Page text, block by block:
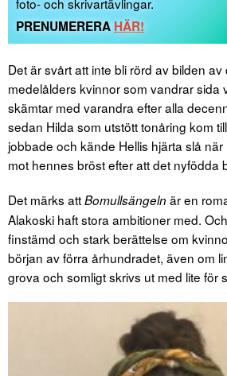
PRENUMERERA HÄR!
Det är svårt att inte bli rörd av bilden
medelålders kvinnor som vandrar sida
skämtar med varandra efter alla
sedan Hilda som utstött tonåring kom
jobbade och kände Hellis hjärta slå
mot hennes bröst efter att det nyfödda
Det märks attBomullsängeln är en
Alakoski haft stora ambitioner med.
finstämd och stark berättelse om
början av förra århundradet, även om
grova och somligt skrivs ut med lite för